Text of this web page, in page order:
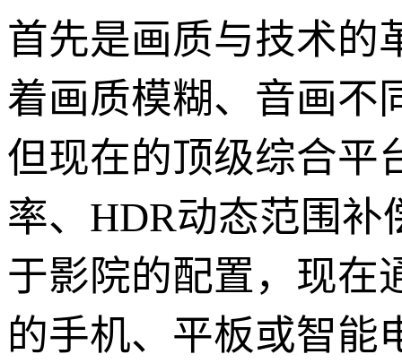
首先是画质与技术的
着画质模糊、音画不
但现在的顶级综合平
率、HDR动态范围
于影院的配置，现在
的手机、平板或智能